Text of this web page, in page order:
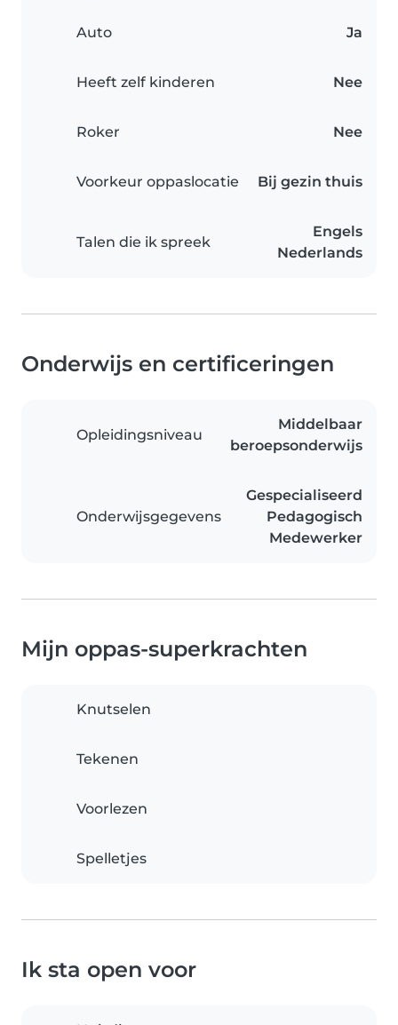
Auto Ja
Heeft zelf kinderen Nee
Roker Nee
Voorkeur oppaslocatie Bij gezin thuis
Talen die ik spreek
Engels
Nederlands
Onderwijs en certificeringen
Opleidingsniveau
Middelbaar
beroepsonderwijs
Onderwijsgegevens
Gespecialiseerd
Pedagogisch
Medewerker
Mijn oppas-superkrachten
Knutselen
Tekenen
Voorlezen
Spelletjes
Ik sta open voor